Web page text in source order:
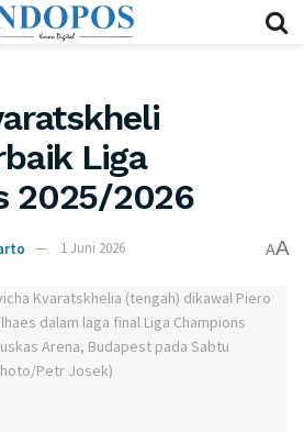
Liga
2025/2026
1 Juni 2026 AA